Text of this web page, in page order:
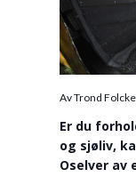
Av Trond
Er du
og sjøliv,
Oselver